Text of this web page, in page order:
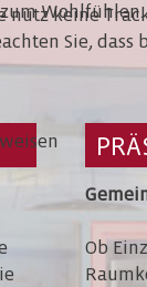
Wohlfühlen.
Ob
keine
Sie,